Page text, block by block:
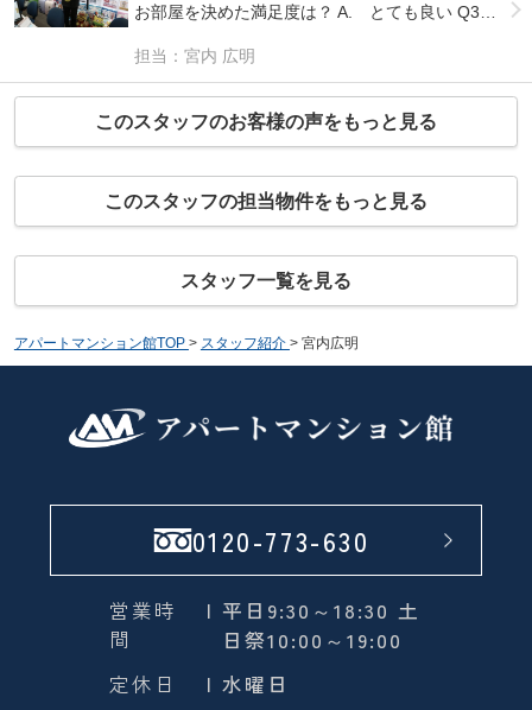
お部屋を決めた満足度は？ A. とても良い Q3：
賃、設備
担当：宮内 広明
このスタッフのお客様の声をもっと見る
このスタッフの担当物件をもっと見る
スタッフ一覧を見る
アパートマンション館TOP > スタッフ紹介 > 宮内広明
0120-773-630
営業時
間
| 平日9:30～18:30 土
日祭10:00～19:00
定休日
| 水曜日